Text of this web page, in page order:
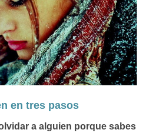
en tres pasos
a alguien porque sabes